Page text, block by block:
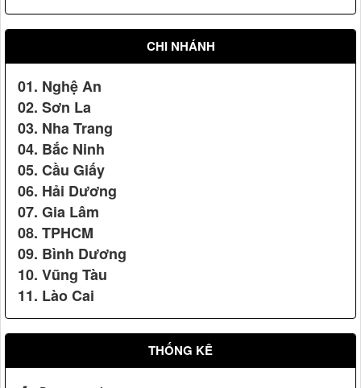
Vệ sỹ Võ Đường Ngọc Hòa bảo vệ Đ/c nguyên tổng bí thư
CHI NHÁNH
01. Nghệ An
02. Sơn La
03. Nha Trang
04. Bắc Ninh
05. Cầu Giấy
06. Hải Dương
07. Gia Lâm
08. TPHCM
09. Bình Dương
10. Vũng Tàu
11. Lào Cai
THỐNG KÊ